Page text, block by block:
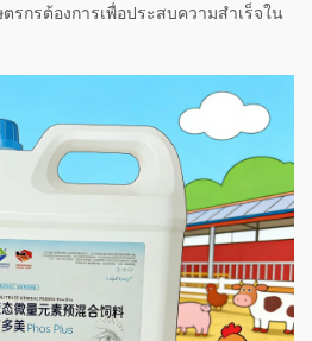
รกรต้องการเพื่อประสบความสำเร็จใน